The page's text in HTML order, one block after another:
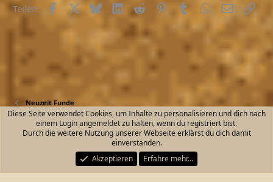
Teilen: FacebookX (Twitter)
BlueskyLinkedInReddit PinterestTumblrWhatsApp
E-MailLink
Neuzeit Funde
Kontakt Nutzungsbedingungen
Datenschutz
Start
R
S
Community platform by XenForo® © 2010-2026 XenForo Ltd.
Diese Seite verwendet Cookies, um Inhalte zu personalisieren und dich nach
einem Login angemeldet zu halten, wenn du registriert bist.
Durch die weitere Nutzung unserer Webseite erklärst du dich damit
einverstanden.
Akzeptieren
Erfahre mehr…